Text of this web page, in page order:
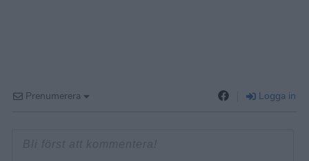
Prenumerera Logga in